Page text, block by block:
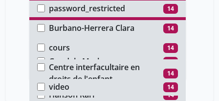
password_restricted
14
Auteur
Burbano-Herrera Clara
14
Erdem Türkelli Gamze 14
Goodale Mark 14
HAECK Yves 14
Hanson Karl 14
Type de document
cours
14
Faculté
Centre interfacultaire en
droits de l'enfant
14
Type de média
video
14